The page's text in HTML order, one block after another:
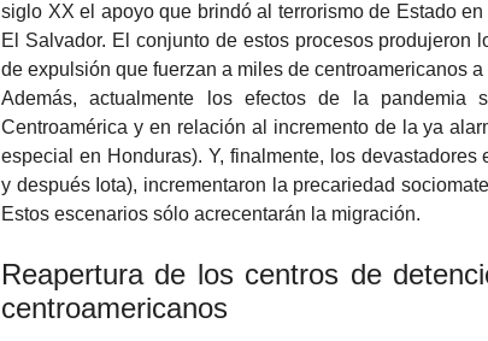
siglo XX el apoyo que brindó al terrorismo de Estado
El Salvador. El conjunto de estos procesos produjeron
de expulsión que fuerzan a miles de centroamericanos
Además, actualmente los efectos de la
Centroamérica y en relación al incremento de la ya
especial en Honduras). Y, finalmente, los devastadores
y después Iota), incrementaron la precariedad
Estos escenarios sólo acrecentarán la migración.
Reapertura de los centros de
centroamericanos